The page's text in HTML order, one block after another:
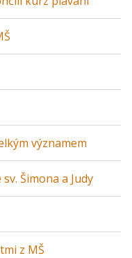
významem
Šimona a Judy
z MŠ